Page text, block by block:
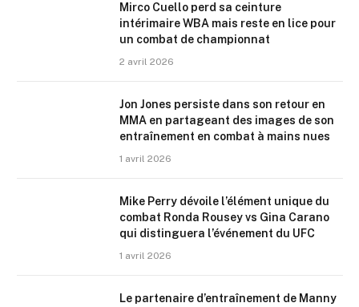
Mirco Cuello perd sa ceinture
intérimaire WBA mais reste en lice pour
un combat de championnat
2 avril 2026
Jon Jones persiste dans son retour en
MMA en partageant des images de son
entraînement en combat à mains nues
1 avril 2026
Mike Perry dévoile l’élément unique du
combat Ronda Rousey vs Gina Carano
qui distinguera l’événement du UFC
1 avril 2026
Le partenaire d’entraînement de Manny